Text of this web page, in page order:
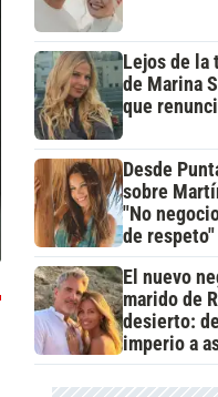
Lejos de la
de Marina
que
Desde
sobre
"No
de respeto"
El nuevo
marido de
desierto:
imperio a